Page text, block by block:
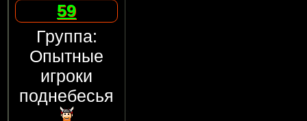
59
Группа:
Опытные
игроки
поднебесья